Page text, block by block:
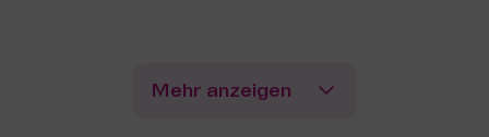
Mehr anzeigen